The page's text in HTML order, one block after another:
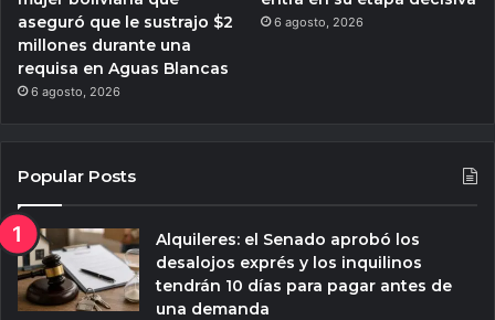
aseguró que le sustrajo $2
millones durante una
requisa en Aguas Blancas
6 agosto, 2026
6 agosto, 2026
Popular Posts
Alquileres: el Senado aprobó los
desalojos exprés y los inquilinos
tendrán 10 días para pagar antes de
una demanda